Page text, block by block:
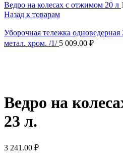
Ведро на колесах с отжимом 20 л
Назад к товарам
Уборочная тележка
метал. хром. /1/ 5 009.00 ₽
Ведро на
23 л.
3 241.00 ₽